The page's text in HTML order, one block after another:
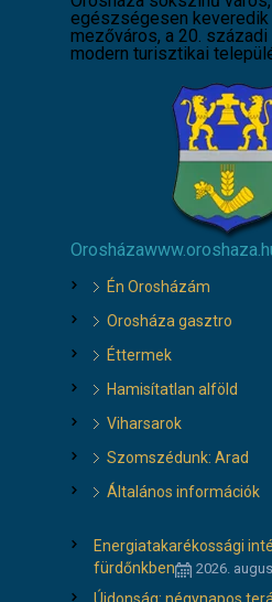
egészségesen
mezőváros, a 20.
modern turisztikai
Orosháza
Én Orosházám
Orosháza gasztro
Éttermek
Hamisítatlan alföld
Viharsarok
Szomszédunk: Arad
Általános információk
Energiatakarékossági
fürdőnkben
2026.